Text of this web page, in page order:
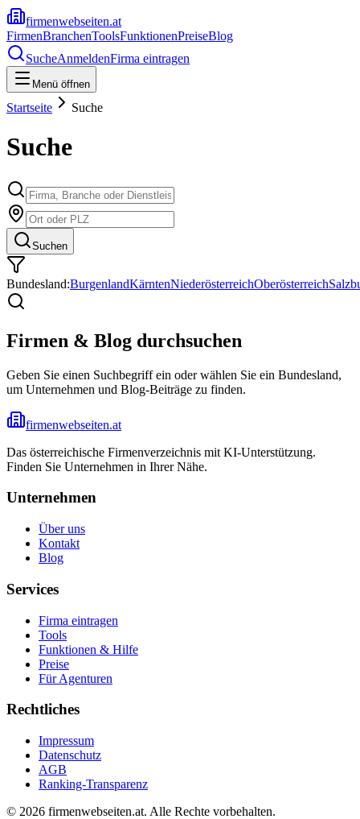
firmenwebseiten.at
FirmenBranchenToolsFunktionenPreiseBlog
SucheAnmeldenFirma eintragen
Menü öffnen
Startseite Suche
Suche
Suchen
Bundesland:BurgenlandKärntenNiederösterreichOberösterreich
Firmen & Blog durchsuchen
Geben Sie einen Suchbegriff ein oder wählen Sie ein Bundesland,
um Unternehmen und Blog-Beiträge zu finden.
firmenwebseiten.at
Das österreichische Firmenverzeichnis mit KI-Unterstützung.
Finden Sie Unternehmen in Ihrer Nähe.
Unternehmen
Über uns
Kontakt
Blog
Services
Firma eintragen
Tools
Funktionen & Hilfe
Preise
Für Agenturen
Rechtliches
Impressum
Datenschutz
AGB
Ranking-Transparenz
© 2026 firmenwebseiten.at. Alle Rechte vorbehalten.